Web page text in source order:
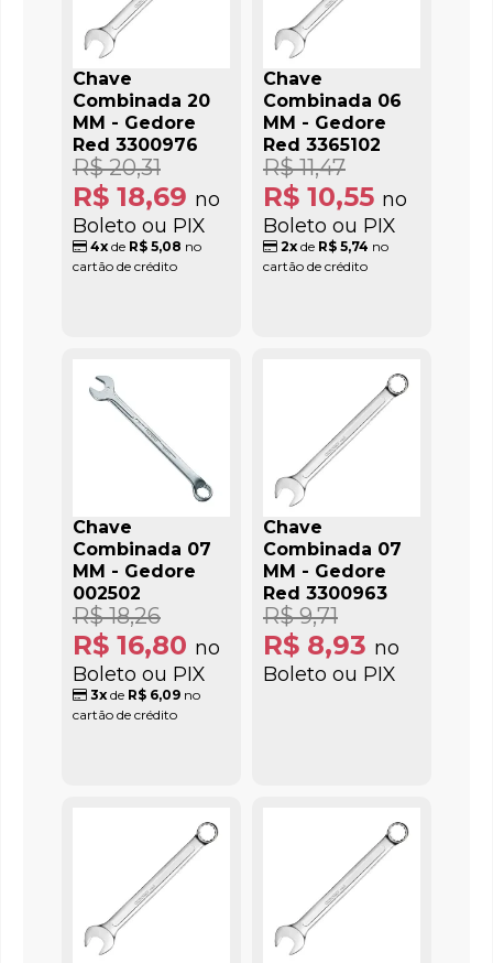
Chave
Combinada 20
MM - Gedore
Red 3300976
R$ 18,69 no
Boleto ou PIX
R$ 20,31
4x de R$ 5,08 no
cartão de crédito
Chave
Combinada 06
MM - Gedore
Red 3365102
R$ 10,55 no
Boleto ou PIX
R$ 11,47
2xde R$ 5,74 no
cartão de crédito
Chave
Combinada 07
MM - Gedore
002502
R$ 16,80 no
Boleto ou PIX
R$ 18,26
3x de R$ 6,09 no
cartão de crédito
Chave
Combinada 07
MM - Gedore
Red 3300963
R$ 8,93 no
Boleto ou PIX
R$ 9,71